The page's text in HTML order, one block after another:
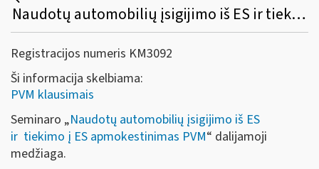
Naudotų automobilių įsigijimo iš ES ir tiekimo į ES apmokestinimas PVM
Registracijos numeris KM3092
Ši informacija skelbiama:
PVM klausimais
Seminaro „Naudotų automobilių įsigijimo iš ES
ir tiekimo į ES apmokestinimas PVM“ dalijamoji
medžiaga.